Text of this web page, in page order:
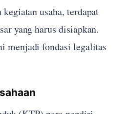
usaha, terdapat
yang harus disiapkan.
menjadi fondasi legalitas